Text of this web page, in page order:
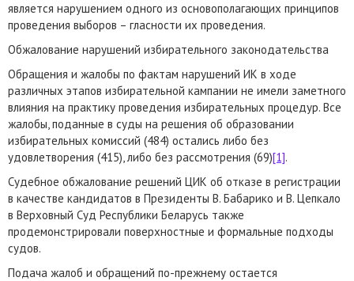
является нарушением одного из основополагающих принципов
проведения выборов – гласности их проведения.
Обжалование нарушений избирательного законодательства
Обращения и жалобы по фактам нарушений ИК в ходе
различных этапов избирательной кампании не имели заметного
влияния на практику проведения избирательных процедур. Все
жалобы, поданные в суды на решения об образовании
избирательных комиссий (484) остались либо без
удовлетворения (415), либо без рассмотрения (69)[1].
Судебное обжалование решений ЦИК об отказе в регистрации
в качестве кандидатов в Президенты В. Бабарико и В. Цепкало
в Верховный Суд Республики Беларусь также
продемонстрировали поверхностные и формальные подходы
судов.
Подача жалоб и обращений по-прежнему остается